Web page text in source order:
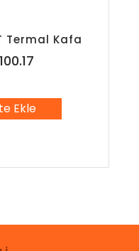
Termal Kafa
Ekle